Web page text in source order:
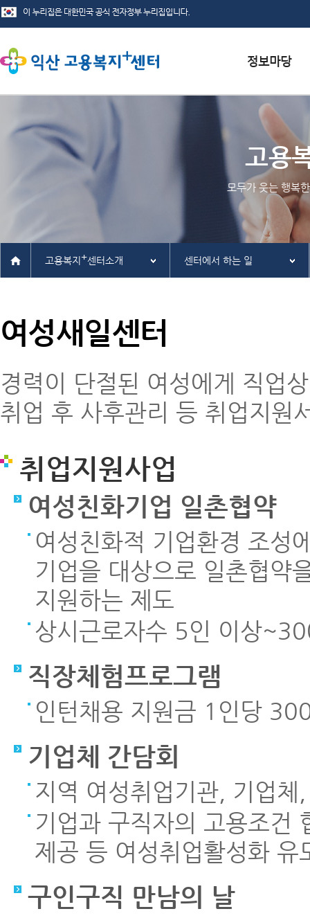
서식자료실
채용정보
인재정보
관련사이트
고용
모두가 웃는 행복
고용복지 +센터소개 센터에서 하는 일
여성새일센터
경력이 단절된 여성에게 직업
취업 후 사후관리 등 취업지원
취업지원사업
여성친화기업 일촌협약
여성친화적 기업환경 조성
기업을 대상으로 일촌협약
지원하는 제도
상시근로자수 5인 이상
직장체험프로그램
인턴채용 지원금 1인당
기업체 간담회
지역 여성취업기관, 기업
기업과 구직자의 고용조건
제공 등 여성취업활성화 유
구인구직 만남의 날